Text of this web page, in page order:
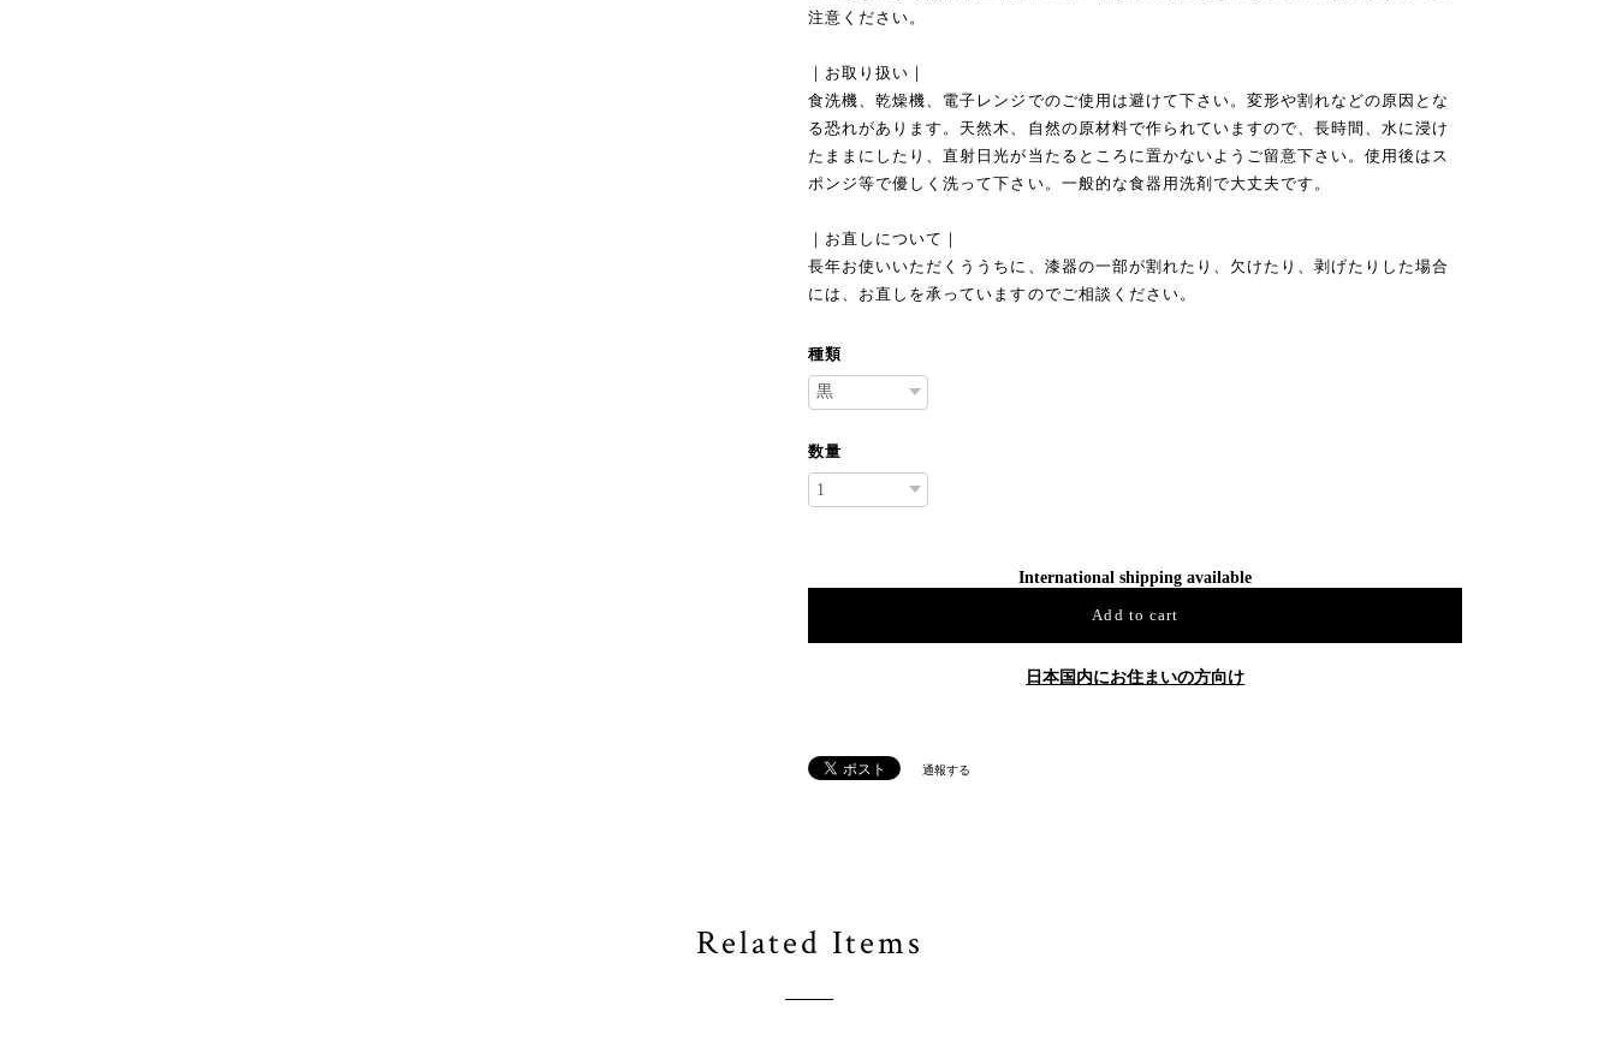
注意ください。
｜お取り扱い｜
食洗機、乾燥機、電子レンジでのご使用は避けて下さい。変形や割れなどの原因とな
る恐れがあります。天然木、自然の原材料で作られていますので、長時間、水に浸け
たままにしたり、直射日光が当たるところに置かないようご留意下さい。使用後はス
ポンジ等で優しく洗って下さい。一般的な食器用洗剤で大丈夫です。
｜お直しについて｜
長年お使いいただくううちに、漆器の一部が割れたり、欠けたり、剥げたりした場合
には、お直しを承っていますのでご相談ください。
種類
数量
International shipping available
Add to cart
日本国内にお住まいの方向け
通報する
Related Items